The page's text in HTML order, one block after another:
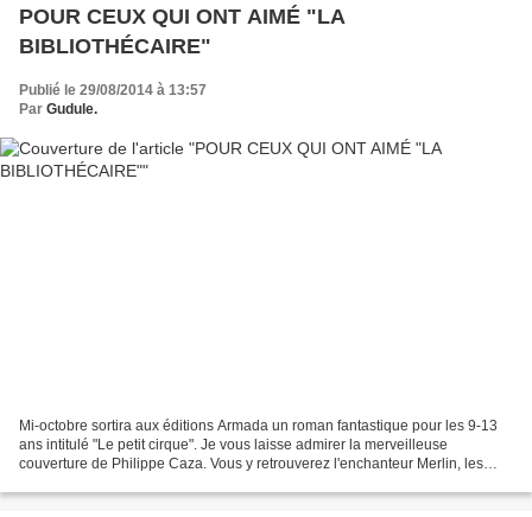
POUR CEUX QUI ONT AIMÉ "LA
BIBLIOTHÉCAIRE"
Publié le 29/08/2014 à 13:57
Par Gudule.
Mi-octobre sortira aux éditions Armada un roman fantastique pour les 9-13
ans intitulé "Le petit cirque". Je vous laisse admirer la merveilleuse
couverture de Philippe Caza. Vous y retrouverez l'enchanteur Merlin, les